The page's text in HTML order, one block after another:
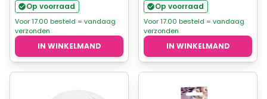
Op voorraad
Voor 17.00 besteld = vandaag
verzonden
IN WINKELMAND
Op voorraad
Voor 17.00 besteld = vandaag
verzonden
IN WINKELMAND